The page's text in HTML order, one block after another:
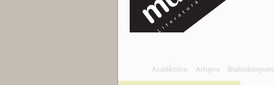
Acadêmico Artigos Blablablogues